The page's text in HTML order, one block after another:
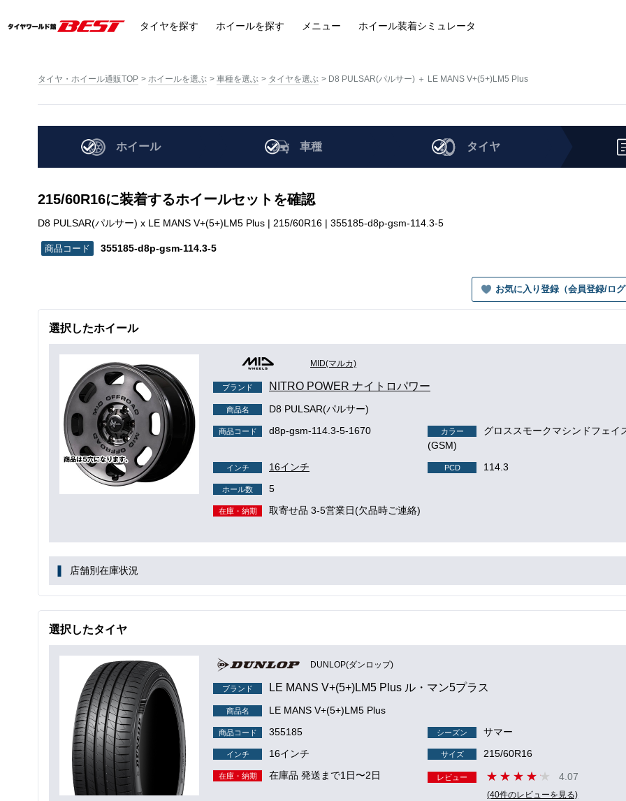
タイヤを探す ホイールを探す メニュー ホイール装着シミュレータ
タイヤ・ホイール通販TOP ホイールを選ぶ 車種を選ぶ タイヤを選ぶ D8 PULSAR(パルサー) ＋ LE MANS V+(5+)LM5 Plus
ホイール 車種 タイヤ
215/60R16に装着するホイールセットを確認
D8 PULSAR(パルサー) x LE MANS V+(5+)LM5 Plus | 215/60R16 | 355185-d8p-gsm-114.3-5
355185-d8p-gsm-114.3-5
お気に入り登録（会員登録/ロ
選択したホイール
MID(マルカ)
ブランド NITRO POWER ナイトロパワー
商品名 D8 PULSAR(パルサー)
商品コード d8p-gsm-114.3-5-1670 カラー
グロススモークマシンドフェイ
(GSM)
インチ 16インチ PCD 114.3
ホール数 5
在庫・納期 取寄せ品 3-5営業日(欠品時ご連絡)
店舗別在庫状況
選択したタイヤ
DUNLOP(ダンロップ)
ブランド LE MANS V+(5+)LM5 Plus ル・マン5プラス
商品名 LE MANS V+(5+)LM5 Plus
商品コード 355185 シーズン サマー
インチ 16インチ サイズ 215/60R16
在庫・納期 在庫品 発送まで1日〜2日 レビュー 4.07
(40件のレビューを見る)